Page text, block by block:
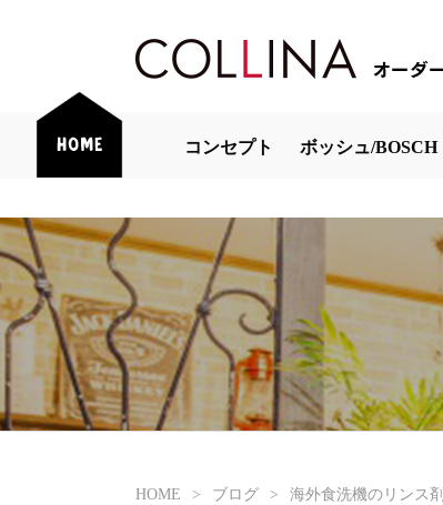
コンセプト ボッシュ/BOSCH
HOME > ブログ > 海外食洗機のリンス剤